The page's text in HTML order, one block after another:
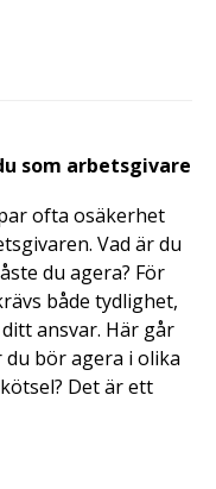
som arbetsgivare
ofta osäkerhet
Vad är du
du agera? För
både tydlighet,
ansvar. Här går
du bör agera i olika
Det är ett